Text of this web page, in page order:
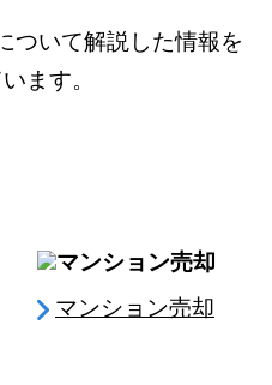
ついて解説した情報を
ます。
マンション売却